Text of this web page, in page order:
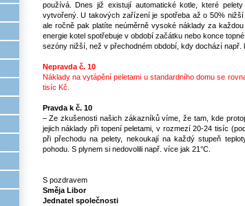
používá. Dnes již existují automatické kotle, které
vytvořený. U takových zařízení je spotřeba až o 50%
ale ročně pak platíte neúměrně vysoké náklady za
energie kotel spotřebuje v období začátku nebo konce
sezóny nižší, než v přechodném období, kdy dochází např.
Nepravda č. 10
Náklady na vytápění peletami u standardního domu se
tisíc Kč.
Pravda k č. 10
– Ze zkušenosti našich zákazníků víme, že tam, kde
jejich náklady při topení peletami, v rozmezí 20-24 tisíc
při přechodu na pelety, nekoukají na každý stupeň
pohodu. S plynem si nedovolili např. více jak 21°C.
S pozdravem
Směja Libor
Jednatel společnosti